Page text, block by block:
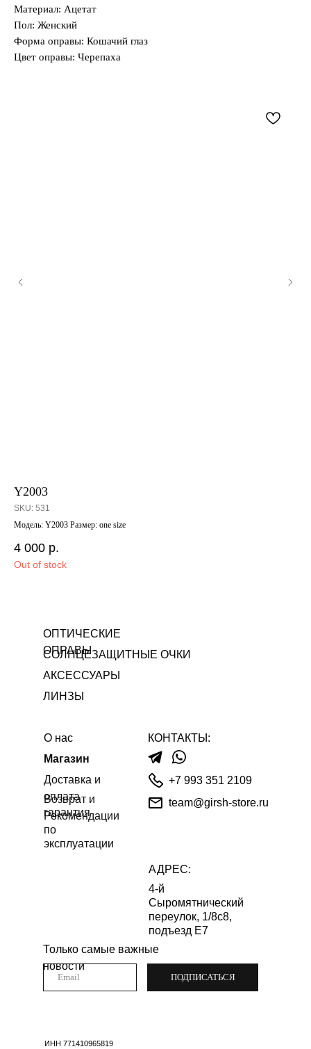
Материал: Ацетат
Пол: Женский
Форма оправы: Кошачий глаз
Цвет оправы: Черепаха
Y2003
SKU: 531
Модель: Y2003 Размер: one size
4 000 р.
Out of stock
ОПТИЧЕСКИЕ
ОПРАВЫ
СОЛНЦЕЗАЩИТНЫЕ ОЧКИ
+7 993 351 2109
Только самые важные
новости
ПОДПИСАТЬСЯ
4-й
Сыромятнический
переулок, 1/8с8,
подъезд Е7
АДРЕС:
Магазин
ИНН 771410965819
О нас
team@girsh-store.ru
Рекомендации
по
эксплуатации
Доставка и
оплата
КОНТАКТЫ:
Возврат и
гарантия
ЛИНЗЫ
АКСЕССУАРЫ